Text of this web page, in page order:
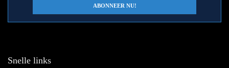
Snelle links